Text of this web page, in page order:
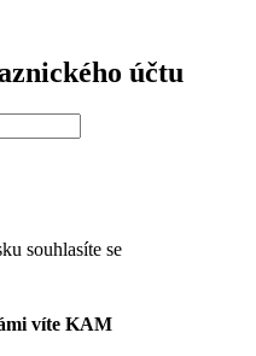
účtu
souhlasíte se
víte KAM